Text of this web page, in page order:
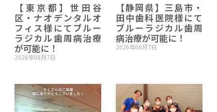
【東京都】世田谷
区・ナオデンタルオ
フィス様にてブルー
ラジカル歯周病治療
が可能に！
2026年08月7日
【静岡県】三島市・
田中歯科医院様にて
ブルーラジカル歯周
病治療が可能に！
2026年08月7日